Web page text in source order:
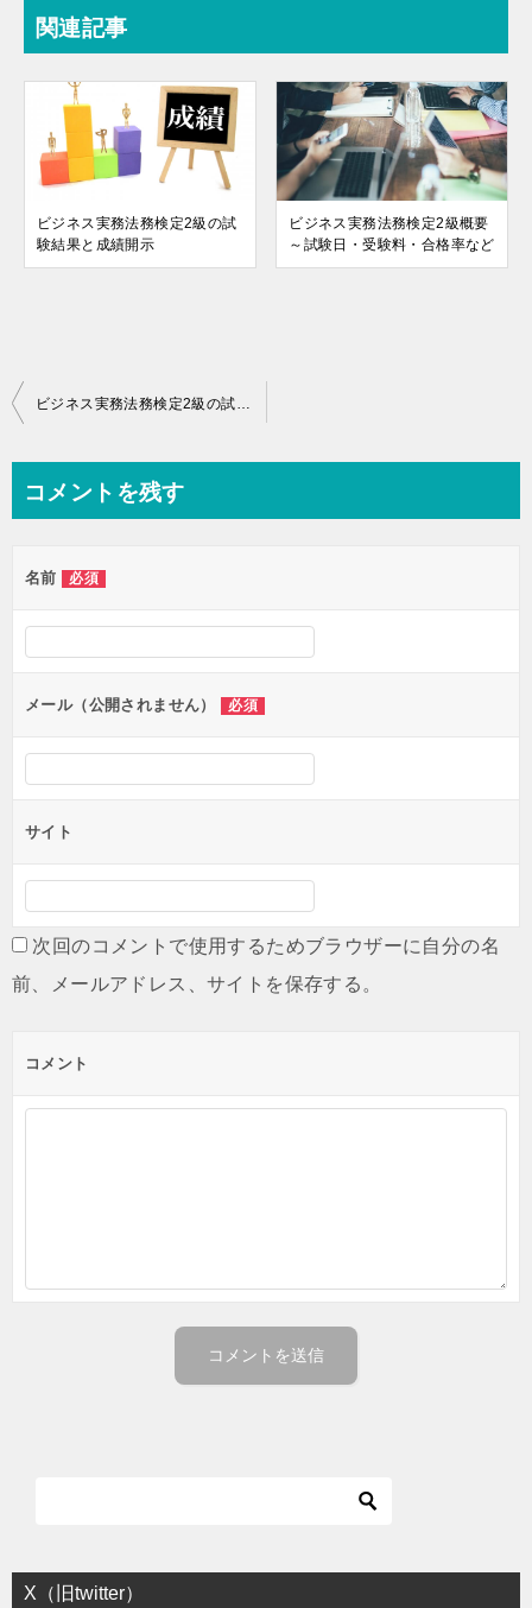
関連記事
ビジネス実務法務検定2級の試
験結果と成績開示
ビジネス実務法務検定2級概要
～試験日・受験料・合格率など
投
ビ
ー
シ
ョ
ン
ビジネス実務法務検定2級の試験結果と成績開示
コメントを残す
名前 必須
メール（公開されません） 必須
サイト
次回のコメントで使用するためブラウザーに自分の名
前、メールアドレス、サイトを保存する。
コメント
X（旧twitter）